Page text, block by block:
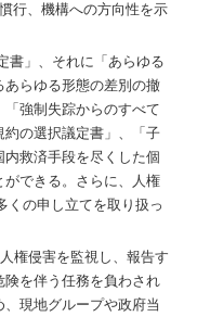
行、機構への方向性を示
書」、それに「あらゆる
らゆる形態の差別の撤
強制失踪からのすべて
の選択議定書」、「子
救済手段を尽くした個
できる。さらに、人権
くの申し立てを取り扱っ
権侵害を監視し、報告す
を伴う任務を負わされ
現地グループや政府当